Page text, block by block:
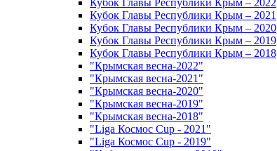
Кубок Главы Республики Крым – 2022
Кубок Главы Республики Крым – 2021
Кубок Главы Республики Крым – 2020
Кубок Главы Республики Крым – 2019
Кубок Главы Республики Крым – 2018
"Крымская весна-2022"
"Крымская весна-2021"
"Крымская весна-2020"
"Крымская весна-2019"
"Крымская весна-2018"
"Liga Космос Cup - 2021"
"Liga Космос Cup - 2019"